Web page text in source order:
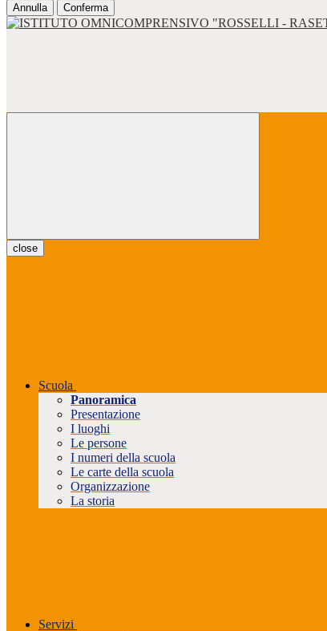
Annulla Conferma
close
Scuola
Panoramica
Presentazione
I luoghi
Le persone
I numeri della scuola
Le carte della scuola
Organizzazione
La storia
Servizi